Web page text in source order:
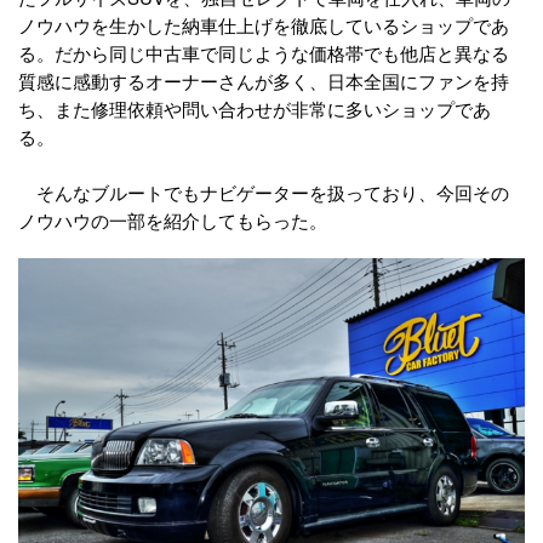
ノウハウを生かした納車仕上げを徹底しているショップであ
る。だから同じ中古車で同じような価格帯でも他店と異なる
質感に感動するオーナーさんが多く、日本全国にファンを持
ち、また修理依頼や問い合わせが非常に多いショップであ
る。
そんなブルートでもナビゲーターを扱っており、今回その
ノウハウの一部を紹介してもらった。